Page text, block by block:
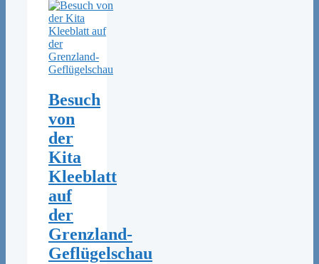
Besuch
von
der
Kita
Kleeblatt
auf
der
Grenzland-
Geflügelschau